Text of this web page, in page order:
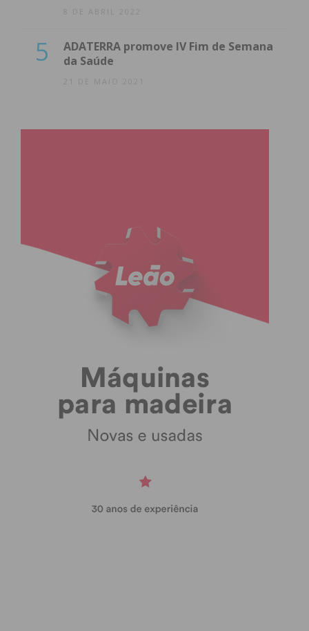
8 DE ABRIL 2022
5
ADATERRA promove IV Fim de Semana
da Saúde
21 DE MAIO 2021